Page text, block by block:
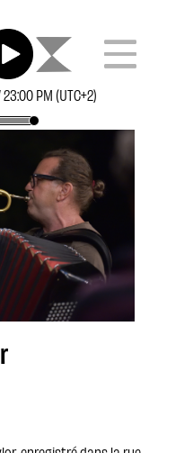
23:00 PM (UTC+2)